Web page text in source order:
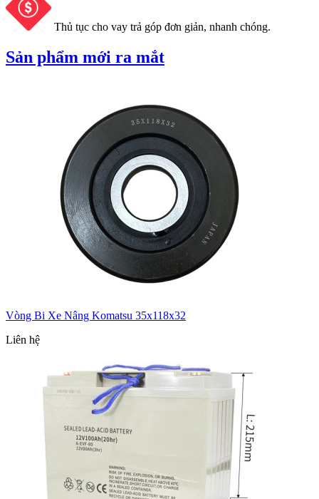
Thủ tục cho vay trả góp đơn giản, nhanh chóng.
Sản phẩm mới ra mắt
Vòng Bi Xe Nâng Komatsu 35x118x32
Liên hệ